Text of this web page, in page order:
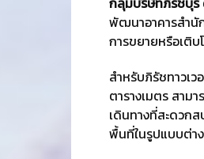
พัฒนาอาคารสำนั
การขยายหรือเติ
สำหรับภิรัชทาวเ
ตารางเมตร สาม
เดินทางที่สะดวก
พื้นที่ในรูปแบบต่า